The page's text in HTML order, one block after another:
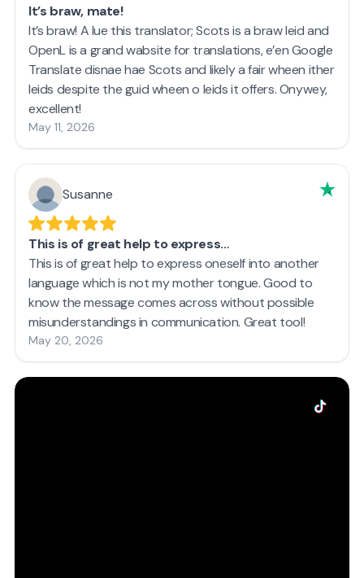
It’s braw, mate!
It’s braw! A lue this translator; Scots is a braw leid and
OpenL is a grand wabsite for translations, e’en Google
Translate disnae hae Scots and likely a fair wheen ither
leids despite the guid wheen o leids it offers. Onywey,
excellent!
May 11, 2026
Susanne
This is of great help to express…
This is of great help to express oneself into another
language which is not my mother tongue. Good to
know the message comes across without possible
misunderstandings in communication. Great tool!
May 20, 2026